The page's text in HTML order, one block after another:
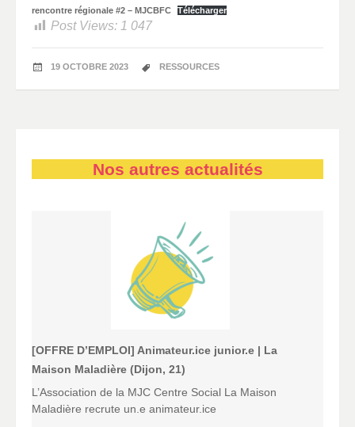
rencontre régionale #2 – MJCBFC Télécharger
Post Views: 1 047
19 OCTOBRE 2023 RESSOURCES
Nos autres actualités
[OFFRE D’EMPLOI] Animateur.ice junior.e | La
Maison Maladière (Dijon, 21)
L’Association de la MJC Centre Social La Maison
Maladière recrute un.e animateur.ice